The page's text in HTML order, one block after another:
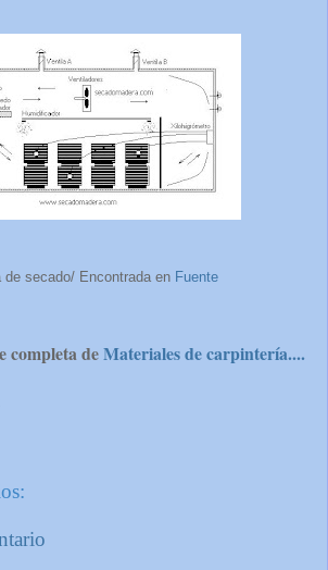
de secado/ Encontrada en Fuente
completa deMateriales de carpintería....